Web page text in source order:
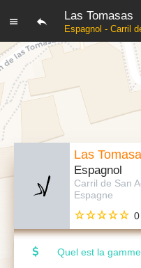
Las Tomasas
Las
Espagnol
Carril de San
Espagne
Quel est la